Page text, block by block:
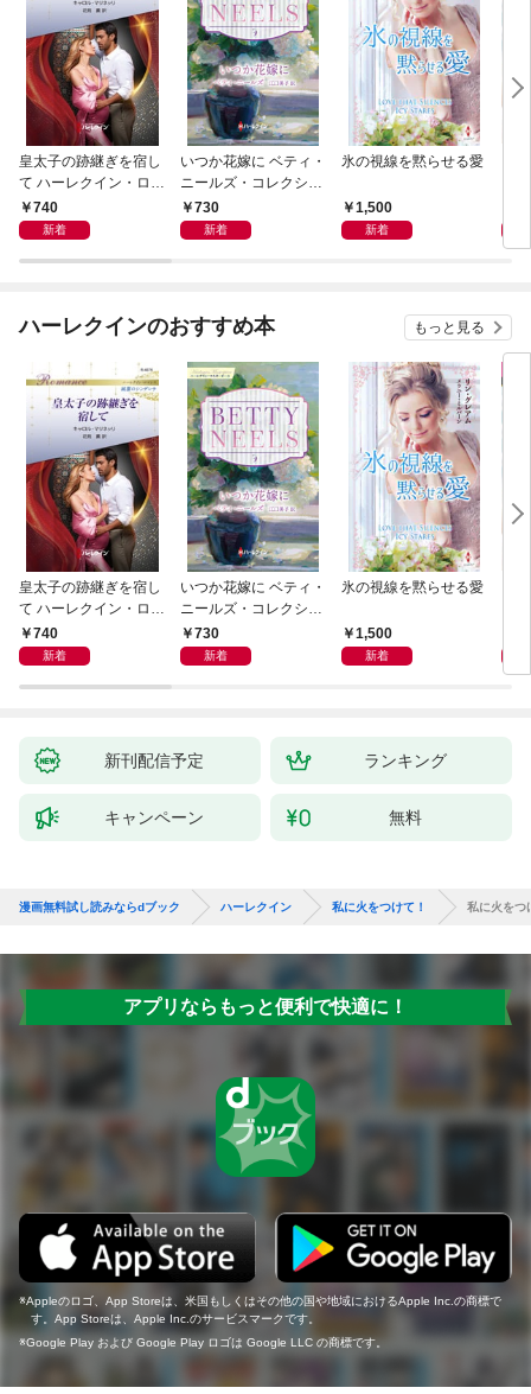
皇太子の跡継ぎを宿し
て ハーレクイン・ロマ
ンス～純潔のシンデレ
ラ～
740
新着
いつか花嫁に ベティ・
ニールズ・コレクショ
ン【ハーレクイン・マ
スターピース版】
730
新着
氷の視線を黙らせる愛
1,500
新着
ハーレクインのおすすめ本 もっと見る
皇太子の跡継ぎを宿し
て ハーレクイン・ロマ
ンス～純潔のシンデレ
ラ～
740
新着
いつか花嫁に ベティ・
ニールズ・コレクショ
ン【ハーレクイン・マ
スターピース版】
730
新着
氷の視線を黙らせる愛
1,500
新着
新刊配信予定 ランキング
キャンペーン 無料
漫画無料試し読みならdブック ハーレクイン 私に火をつけて！ 私に火をつ
アプリならもっと便利で快適に！
Appleのロゴ、App Storeは、米国もしくはその他の国や地域におけるApple Inc.の商標で
す。App Storeは、Apple Inc.のサービスマークです。
Google Play および Google Play ロゴは Google LLC の商標です。